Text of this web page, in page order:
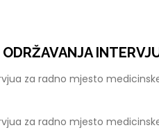
za radno mjesto
za radno mjesto